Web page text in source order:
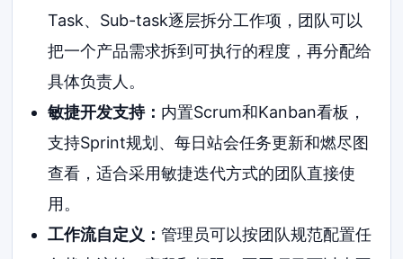
Task、Sub-task逐层拆分工作项，团队可以
把一个产品需求拆到可执行的程度，再分配给
具体负责人。
敏捷开发支持： 内置Scrum和Kanban看板，
支持Sprint规划、每日站会任务更新和燃尽图
查看，适合采用敏捷迭代方式的团队直接使
用。
工作流自定义： 管理员可以按团队规范配置任